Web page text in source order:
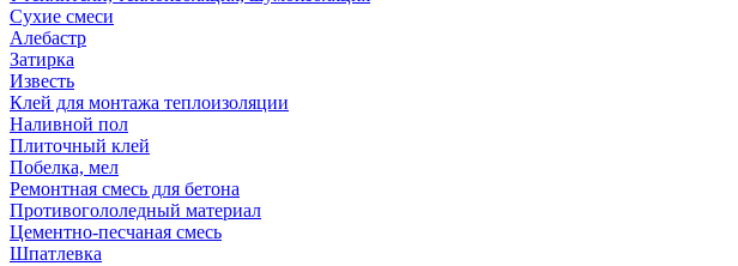
Сухие смеси
Алебастр
Затирка
Известь
Клей для монтажа теплоизоляции
Наливной пол
Плиточный клей
Побелка, мел
Ремонтная смесь для бетона
Противогололедный материал
Цементно-песчаная смесь
Шпатлевка